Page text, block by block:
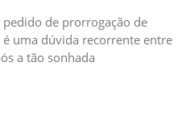
de prorrogação de
uma dúvida recorrente entre
a tão sonhada